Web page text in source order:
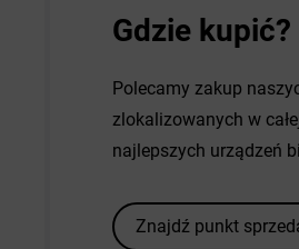
Gdzie kupić?
Polecamy zakup
zlokalizowanych w
najlepszych urządzeń
Znajdź punkt